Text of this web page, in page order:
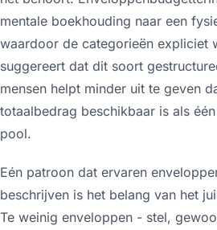
mentale boekhouding naar een
waardoor de categorieën expliciet
suggereert dat dit soort
mensen helpt minder uit te geven
totaalbedrag beschikbaar is als
pool.
Eén patroon dat ervaren
beschrijven is het belang van het
Te weinig enveloppen - stel,